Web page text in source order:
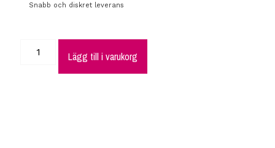
Snabb och diskret leverans
Lägg till i varukorg